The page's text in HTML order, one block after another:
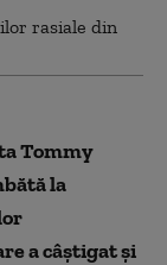
rasiale din
Tommy
la
a câștigat și